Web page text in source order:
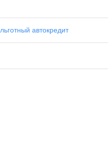
льготный автокредит